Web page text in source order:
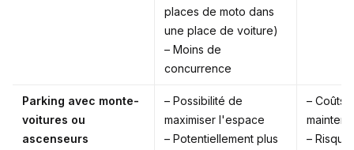
places de moto dans
une place de voiture)
– Moins de
concurrence
Parking avec monte-
voitures ou
ascenseurs
– Possibilité de
maximiser l'espace
– Potentiellement plus
– Coûts
–